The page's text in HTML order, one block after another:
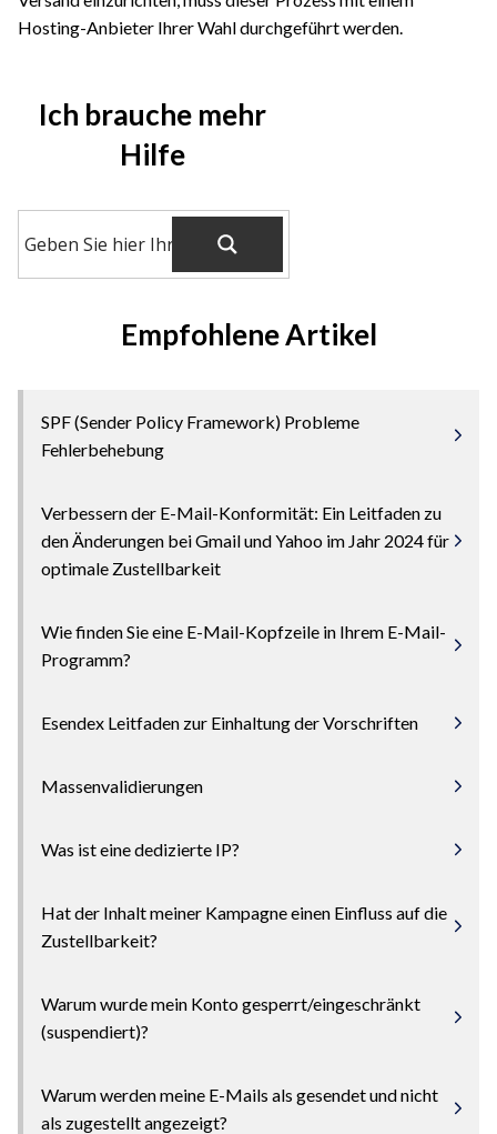
Hosting-Anbieter Ihrer Wahl durchgeführt werden.
Ich brauche mehr
Hilfe
Empfohlene Artikel
SPF (Sender Policy Framework) Probleme
Fehlerbehebung
Verbessern der E-Mail-Konformität: Ein Leitfaden zu
den Änderungen bei Gmail und Yahoo im Jahr 2024 für
optimale Zustellbarkeit
Wie finden Sie eine E-Mail-Kopfzeile in Ihrem E-Mail-
Programm?
Esendex Leitfaden zur Einhaltung der Vorschriften
Massenvalidierungen
Was ist eine dedizierte IP?
Hat der Inhalt meiner Kampagne einen Einfluss auf die
Zustellbarkeit?
Warum wurde mein Konto gesperrt/eingeschränkt
(suspendiert)?
Warum werden meine E-Mails als gesendet und nicht
als zugestellt angezeigt?